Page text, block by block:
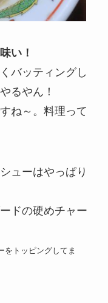
い！
バッティングし
るやん！
ね～。料理って
ューはやっぱり
ドの硬めチャー
をトッピングしてま